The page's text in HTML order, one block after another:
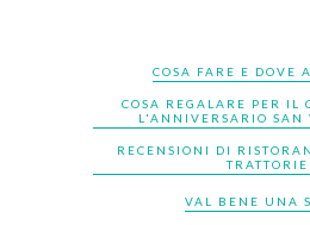
COSA FARE E DOVE
COSA REGALARE PER IL
L'ANNIVERSARIO SAN
RECENSIONI DI
TRATTORIE
VAL BENE UNA